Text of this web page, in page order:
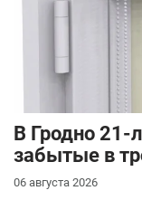
В Гродно 21-
забытые в
06 августа 2026